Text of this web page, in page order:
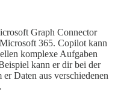
Graph Connector
365. Copilot kann
komplexe Aufgaben
kann er dir bei der
Daten aus verschiedenen